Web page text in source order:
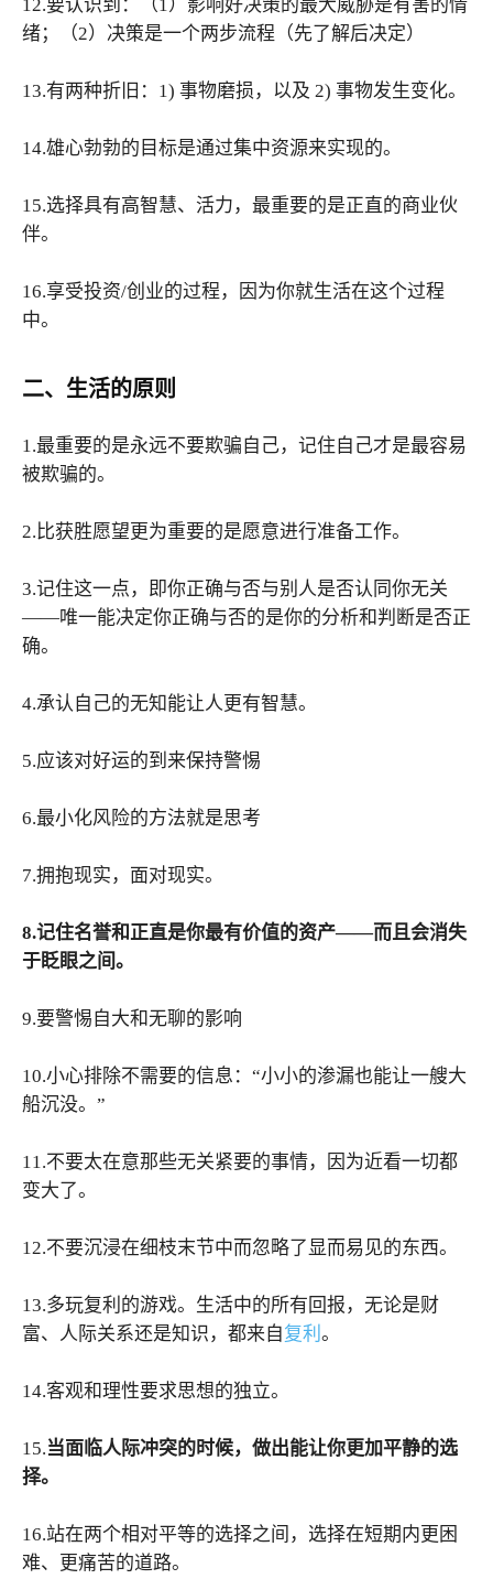
12.要认识到：（1）影响好决策的最大威胁是有害的情
绪；（2）决策是一个两步流程（先了解后决定）
13.有两种折旧：1) 事物磨损，以及 2) 事物发生变化。
14.雄心勃勃的目标是通过集中资源来实现的。
15.选择具有高智慧、活力，最重要的是正直的商业伙
伴。
16.享受投资/创业的过程，因为你就生活在这个过程
中。
二、生活的原则
1.最重要的是永远不要欺骗自己，记住自己才是最容易
被欺骗的。
2.比获胜愿望更为重要的是愿意进行准备工作。
3.记住这一点，即你正确与否与别人是否认同你无关
——唯一能决定你正确与否的是你的分析和判断是否正
确。
4.承认自己的无知能让人更有智慧。
5.应该对好运的到来保持警惕
6.最小化风险的方法就是思考
7.拥抱现实，面对现实。
8.记住名誉和正直是你最有价值的资产——而且会消失
于眨眼之间。
9.要警惕自大和无聊的影响
10.小心排除不需要的信息：“小小的渗漏也能让一艘大
船沉没。”
11.不要太在意那些无关紧要的事情，因为近看一切都
变大了。
12.不要沉浸在细枝末节中而忽略了显而易见的东西。
13.多玩复利的游戏。生活中的所有回报，无论是财
富、人际关系还是知识，都来自复利 。
14.客观和理性要求思想的独立。
15.当面临人际冲突的时候，做出能让你更加平静的选
择。
16.站在两个相对平等的选择之间，选择在短期内更困
难、更痛苦的道路。